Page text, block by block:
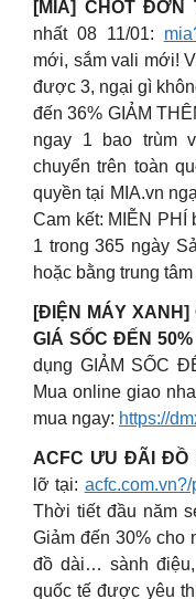
[MIA] CHỐT ĐƠN
nhất 08 11/01:
mới, sắm vali mới!
được 3, ngại gì
đến 36% GIẢM
ngay 1 bao trùm
chuyển trên toàn
quyền tại MIA.vn
Cam kết: MIỄN PHÍ
1 trong 365 ngày
hoặc bằng trung
[ĐIỆN MÁY XANH]
GIÁ SỐC ĐẾN 50%
dụng GIẢM SỐC
Mua online giao
mua ngay: https://
ACFC ƯU ĐÃI ĐỒ
lỡ tại:
Thời tiết đầu năm
Giảm đến 30% cho
đồ dài… sành
quốc tế được yêu